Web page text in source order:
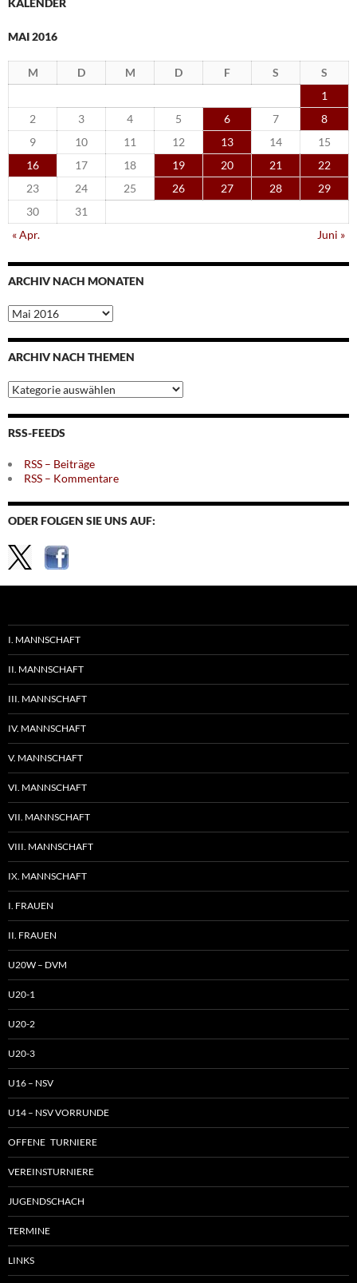
KALENDER
MAI 2016
M D M D F S
S
1
2
3 4 5 6 7
8
9
10 11 12 13 14
15
16
17 18 19 20 21
22
23
24 25 26 27 28
29
30
31
« Apr.
Juni »
ARCHIV NACH MONATEN
Archiv
nach
Monaten
ARCHIV NACH THEMEN
Archiv
nach
Themen
RSS-FEEDS
RSS – Beiträge
RSS – Kommentare
ODER FOLGEN SIE UNS AUF:
I. MANNSCHAFT
II. MANNSCHAFT
III. MANNSCHAFT
IV. MANNSCHAFT
V. MANNSCHAFT
VI. MANNSCHAFT
VII. MANNSCHAFT
VIII. MANNSCHAFT
IX. MANNSCHAFT
I. FRAUEN
II. FRAUEN
U20W – DVM
U20-1
U20-2
U20-3
U16 – NSV
U14 – NSV VORRUNDE
OFFENE TURNIERE
VEREINSTURNIERE
JUGENDSCHACH
TERMINE
LINKS